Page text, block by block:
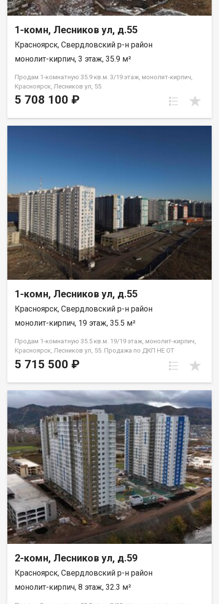
1-комн, Лесников ул, д.55
Красноярск, Свердловский р-н район
монолит-кирпич, 3 этаж, 35.9 м²
Продам 1-комнатную 35.9 кв.м. 3/19 этаж, монолит-кирпич,
Красноярск, Лесников ул, 55.
5 708 100 ₽
1-комн, Лесников ул, д.55
Красноярск, Свердловский р-н район
монолит-кирпич, 19 этаж, 35.5 м²
Продам 1-комнатную 35.5 кв.м. 19/19 этаж, монолит-кирпич,
Красноярск, Лесников ул, 55. Продажа по ДКП НЕ ОТ
ЗАСТРОЙЩИКА
5 715 500 ₽
2-комн, Лесников ул, д.59
Красноярск, Свердловский р-н район
монолит-кирпич, 8 этаж, 32.3 м²